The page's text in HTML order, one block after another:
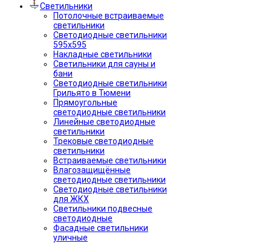
Светильники
Потолочные встраиваемые
светильники
Светодиодные светильники
595х595
Накладные светильники
Светильники для сауны и
бани
Светодиодные светильники
Грильято в Тюмени
Прямоугольные
светодиодные светильники
Линейные светодиодные
светильники
Трековые светодиодные
светильники
Встраиваемые светильники
Влагозащищённые
светодиодные светильники
Светодиодные светильники
для ЖКХ
Светильники подвесные
светодиодные
Фасадные светильники
уличные